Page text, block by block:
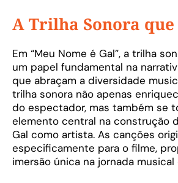
A Trilha Sonora
Em “Meu Nome é Gal”, a trilha
um papel fundamental na
que abraçam a diversidade
trilha sonora não apenas
do espectador, mas também se
elemento central na construção
Gal como artista. As canções
especificamente para o filme,
imersão única na jornada